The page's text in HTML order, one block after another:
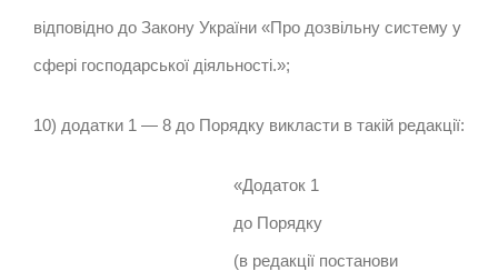
відповідно до Закону України «Про дозвільну систему у
сфері господарської діяльності.»;
10) додатки 1 — 8 до Порядку викласти в такій редакції:
«Додаток 1
до Порядку
(в редакції постанови